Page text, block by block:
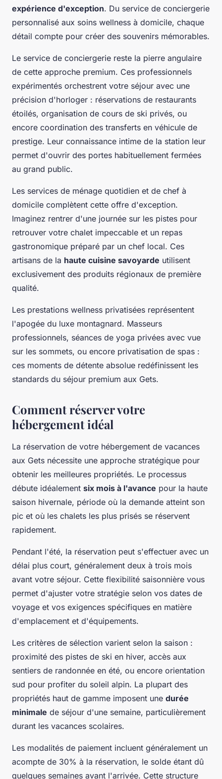
expérience d'exception. Du service de conciergerie
personnalisé aux soins wellness à domicile, chaque
détail compte pour créer des souvenirs mémorables.
Le service de conciergerie reste la pierre angulaire
de cette approche premium. Ces professionnels
expérimentés orchestrent votre séjour avec une
précision d'horloger : réservations de restaurants
étoilés, organisation de cours de ski privés, ou
encore coordination des transferts en véhicule de
prestige. Leur connaissance intime de la station leur
permet d'ouvrir des portes habituellement fermées
au grand public.
Les services de ménage quotidien et de chef à
domicile complètent cette offre d'exception.
Imaginez rentrer d'une journée sur les pistes pour
retrouver votre chalet impeccable et un repas
gastronomique préparé par un chef local. Ces
artisans de la haute cuisine savoyarde utilisent
exclusivement des produits régionaux de première
qualité.
Les prestations wellness privatisées représentent
l'apogée du luxe montagnard. Masseurs
professionnels, séances de yoga privées avec vue
sur les sommets, ou encore privatisation de spas :
ces moments de détente absolue redéfinissent les
standards du séjour premium aux Gets.
Comment réserver votre
hébergement idéal
La réservation de votre hébergement de vacances
aux Gets nécessite une approche stratégique pour
obtenir les meilleures propriétés. Le processus
débute idéalement six mois à l'avance pour la haute
saison hivernale, période où la demande atteint son
pic et où les chalets les plus prisés se réservent
rapidement.
Pendant l'été, la réservation peut s'effectuer avec un
délai plus court, généralement deux à trois mois
avant votre séjour. Cette flexibilité saisonnière vous
permet d'ajuster votre stratégie selon vos dates de
voyage et vos exigences spécifiques en matière
d'emplacement et d'équipements.
Les critères de sélection varient selon la saison :
proximité des pistes de ski en hiver, accès aux
sentiers de randonnée en été, ou encore orientation
sud pour profiter du soleil alpin. La plupart des
propriétés haut de gamme imposent une durée
minimale de séjour d'une semaine, particulièrement
durant les vacances scolaires.
Les modalités de paiement incluent généralement un
acompte de 30% à la réservation, le solde étant dû
quelques semaines avant l'arrivée. Cette structure